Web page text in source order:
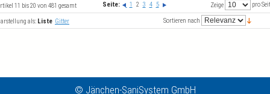
11 bis 20 von 481 gesamt Zeige pro
Seite: 1 2 3 4 5
als: Liste Gitter Sortieren nach
© Jänchen-SaniSystem GmbH